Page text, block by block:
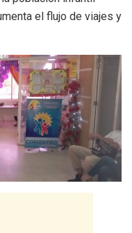
el flujo de viajes y